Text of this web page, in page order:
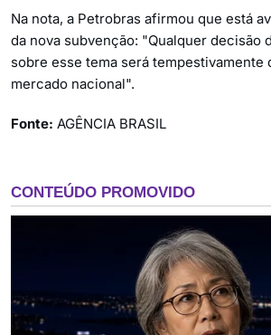
Na nota, a Petrobras afirmou que está
da nova subvenção: "Qualquer decisão
sobre esse tema será tempestivamente
mercado nacional".
Fonte: AGÊNCIA BRASIL